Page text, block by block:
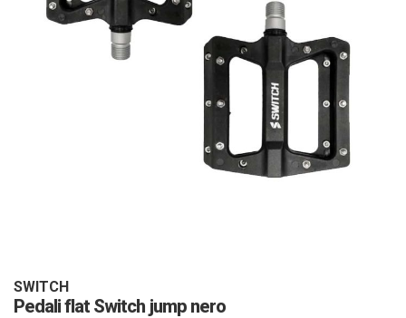
SWITCH
Pedali flat Switch jump nero
galleria
di